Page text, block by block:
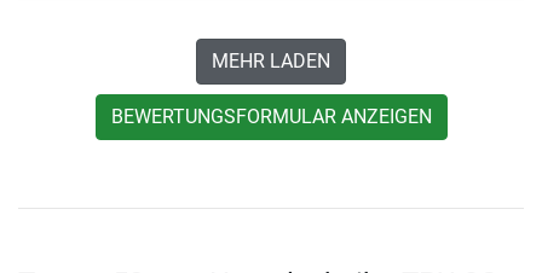
MEHR LADEN
BEWERTUNGSFORMULAR ANZEIGEN